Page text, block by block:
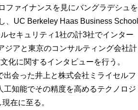
ファイナンスを見にバングラデシュを
、UC Berkeley Haas Business School
セキュリティ1社の計3社でインター
ジアと東京のコンサルティング会社計
化に関するインタビューを行う。
会った井上と株式会社ミライセルフ
知能でその精度を高めるテクノロジ
在に至る。